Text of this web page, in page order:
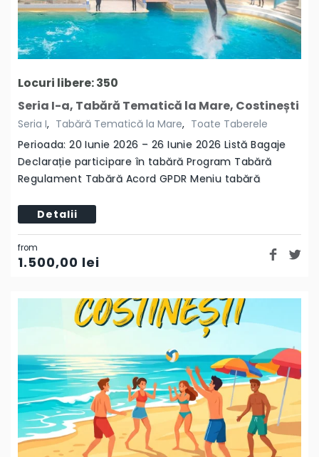
Locuri libere: 350
Seria I-a, Tabără Tematică la Mare, Costinești
Seria I, Tabără Tematică la Mare, Toate Taberele
Perioada: 20 Iunie 2026 – 26 Iunie 2026 Listă Bagaje
Declarație participare în tabără Program Tabără
Regulament Tabără Acord GPDR Meniu tabără
Detalii
from
1.500,00 lei